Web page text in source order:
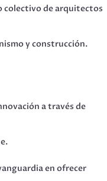
colectivo de arquitectos
y construcción.
a través de
en ofrecer